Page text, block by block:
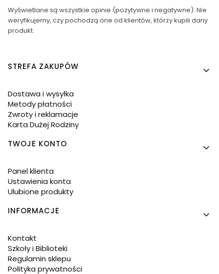
Wyświetlane są wszystkie opinie (pozytywne i negatywne). Nie
weryfikujemy, czy pochodzą one od klientów, którzy kupili dany
produkt.
Linki w stopce
STREFA ZAKUPÓW
Dostawa i wysyłka
Metody płatności
Zwroty i reklamacje
Karta Dużej Rodziny
TWOJE KONTO
Panel klienta
Ustawienia konta
Ulubione produkty
INFORMACJE
Kontakt
Szkoły i Biblioteki
Regulamin sklepu
Polityka prywatności